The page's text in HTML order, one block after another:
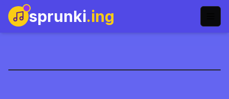
sprunki.ing